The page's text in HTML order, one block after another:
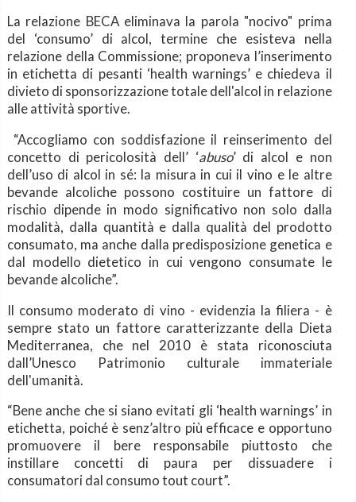
La relazione BECA eliminava la parola "nocivo" prima
del ‘consumo’ di alcol, termine che esisteva nella
relazione della Commissione; proponeva l’inserimento
in etichetta di pesanti ‘health warnings’ e chiedeva il
divieto di sponsorizzazione totale dell'alcol in relazione
alle attività sportive.
“Accogliamo con soddisfazione il reinserimento del
concetto di pericolosità dell’ ‘abuso’ di alcol e non
dell’uso di alcol in sé: la misura in cui il vino e le altre
bevande alcoliche possono costituire un fattore di
rischio dipende in modo significativo non solo dalla
modalità, dalla quantità e dalla qualità del prodotto
consumato, ma anche dalla predisposizione genetica e
dal modello dietetico in cui vengono consumate le
bevande alcoliche”.
Il consumo moderato di vino - evidenzia la filiera - è
sempre stato un fattore caratterizzante della Dieta
Mediterranea, che nel 2010 è stata riconosciuta
dall’Unesco Patrimonio culturale immateriale
dell'umanità.
“Bene anche che si siano evitati gli ‘health warnings’ in
etichetta, poiché è senz’altro più efficace e opportuno
promuovere il bere responsabile piuttosto che
instillare concetti di paura per dissuadere i
consumatori dal consumo tout court”.